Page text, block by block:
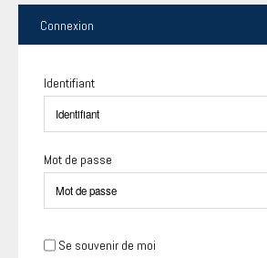
Connexion
Identifiant
Mot de passe
Se souvenir de moi